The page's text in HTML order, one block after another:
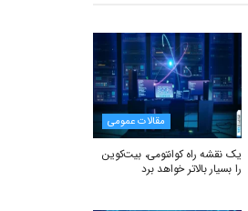
مقالات عمومی
یک نقشه راه کوانتومی، بیت‌کوین
را بسیار بالاتر خواهد برد